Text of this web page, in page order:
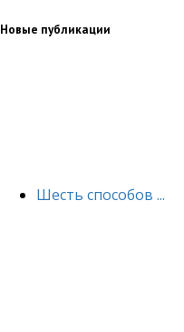
Новые публикации
Шесть способов ...